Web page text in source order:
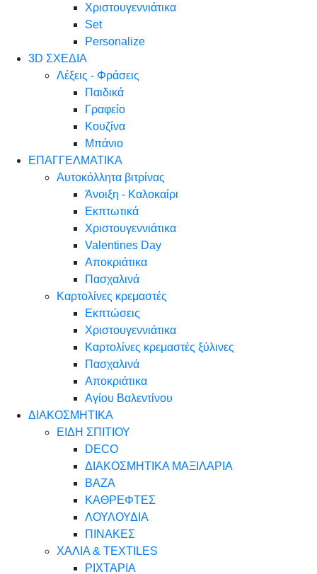
Χριστουγεννιάτικα
Set
Personalize
3D ΣΧΕΔΙΑ
Λέξεις - Φράσεις
Παιδικά
Γραφείο
Κουζίνα
Μπάνιο
ΕΠΑΓΓΕΛΜΑΤΙΚΑ
Αυτοκόλλητα βιτρίνας
Άνοιξη - Καλοκαίρι
Εκπτωτικά
Χριστουγεννιάτικα
Valentines Day
Αποκριάτικα
Πασχαλινά
Καρτολίνες κρεμαστές
Εκπτώσεις
Χριστουγεννιάτικα
Καρτολίνες κρεμαστές ξύλινες
Πασχαλινά
Αποκριάτικα
Αγίου Βαλεντίνου
ΔΙΑΚΟΣΜΗΤΙΚΑ
ΕΙΔΗ ΣΠΙΤΙΟΥ
DECO
ΔΙΑΚΟΣΜΗΤΙΚΑ ΜΑΞΙΛΑΡΙΑ
ΒΑΖΑ
ΚΑΘΡΕΦΤΕΣ
ΛΟΥΛΟΥΔΙΑ
ΠΙΝΑΚΕΣ
ΧΑΛΙΑ & TEXTILES
ΡΙΧΤΑΡΙΑ